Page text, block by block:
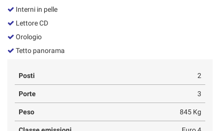
Interni in pelle
Lettore CD
Orologio
Tetto panorama
Posti 2
Porte 3
Peso 845 Kg